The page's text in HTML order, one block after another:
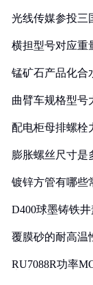
光线传媒参投三
横担型号对应重
锰矿石产品化合
曲臂车规格型号
配电柜母排螺栓
膨胀螺丝尺寸是
镀锌方管有哪些
D400球墨铸铁
覆膜砂的耐高温
RU7088R功率